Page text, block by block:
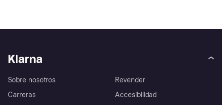
Klarna
Sobre nosotros
Carreras
Revender
Accesibilidad